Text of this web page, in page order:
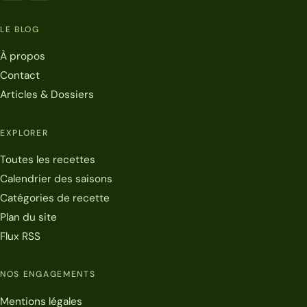
LE BLOG
À propos
Contact
Articles & Dossiers
EXPLORER
Toutes les recettes
Calendrier des saisons
Catégories de recette
Plan du site
Flux RSS
NOS ENGAGEMENTS
Mentions légales